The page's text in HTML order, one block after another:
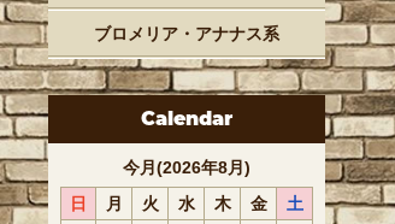
ブロメリア・アナナス系
Calendar
今月(2026年8月)
日
月 火 水 木 金
土